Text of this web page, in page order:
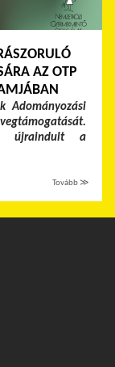
AZ OTP
Adományozási
újraindult a
Tovább ≫